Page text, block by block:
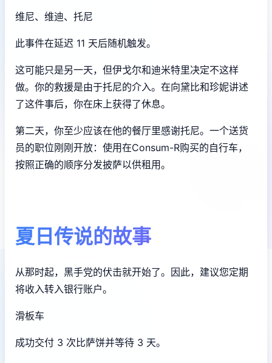
维尼、维迪、托尼
此事件在延迟 11 天后随机触发。
这可能只是另一天，但伊戈尔和迪米特里决定不这样
做。你的救援是由于托尼的介入。在向黛比和珍妮讲述
了这件事后，你在床上获得了休息。
第二天，你至少应该在他的餐厅里感谢托尼。一个送货
员的职位刚刚开放：使用在Consum-R购买的自行车，
按照正确的顺序分发披萨以供租用。
夏日传说的故事
从那时起，黑手党的伏击就开始了。因此，建议您定期
将收入转入银行账户。
滑板车
成功交付 3 次比萨饼并等待 3 天。